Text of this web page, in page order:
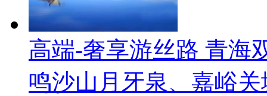
高端-奢享游丝路 青海
鸣沙山月牙泉、嘉峪